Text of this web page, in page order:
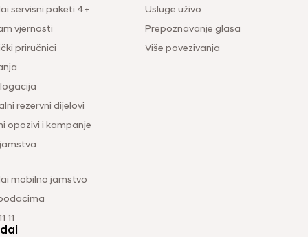
servisni paketi 4+
vjernosti
priručnici
rezervni dijelovi
opozivi i kampanje
mobilno jamstvo
11
Usluge uživo
Prepoznavanje glasa
Više povezivanja